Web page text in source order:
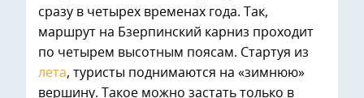
сразу в четырех временах года. Так,
маршрут на Бзерпинский карниз проходит
по четырем высотным поясам. Стартуя из
лета, туристы поднимаются на «зимнюю»
вершину. Такое можно застать только в